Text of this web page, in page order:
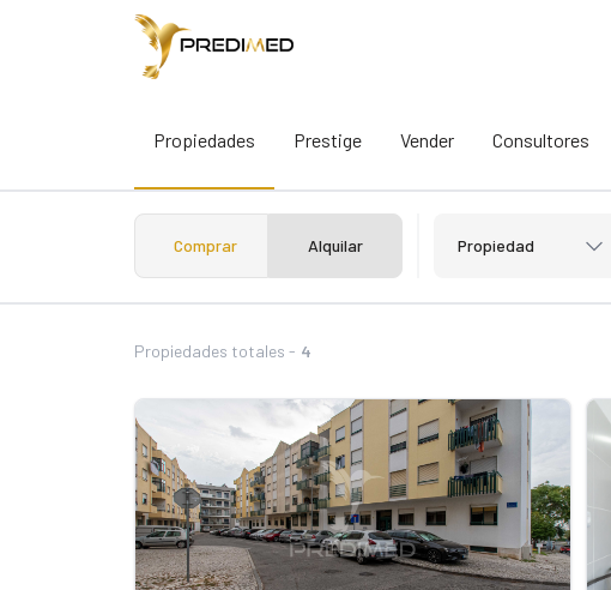
Propiedades Prestige Vender Consultores
Comprar Alquilar Propiedad
Propiedades totales - 4